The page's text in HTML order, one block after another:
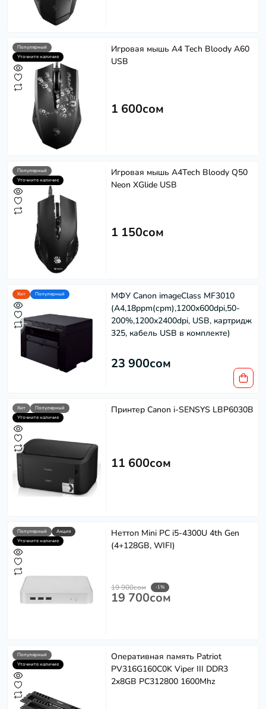
Популярный
Уточните наличие
Игровая мышь A4 Tech Bloody A60
USB
1 600сом
Популярный
Уточните наличие
Игровая мышь A4Tech Bloody Q50
Neon XGlide USB
1 150сом
Хит Популярный
МФУ Canon imageClass MF3010
(A4,18ppm(cpm),1200x600dpi,50-
200%,1200x2400dpi, USB, картридж
325, кабель USB в комплекте)
23 900сом
Хит
Популярный
Уточните наличие
Принтер Canon i-SENSYS LBP6030B
11 600сом
Популярный
Акция
Уточните наличие
Неттоп Mini PC i5-4300U 4th Gen
(4+128GB, WIFI)
19 900сом -1%
19 700сом
Популярный
Уточните наличие
Оперативная память Patriot
PV316G160C0K Viper III DDR3
2x8GB PC312800 1600Mhz
S Эффективность в каждом решении